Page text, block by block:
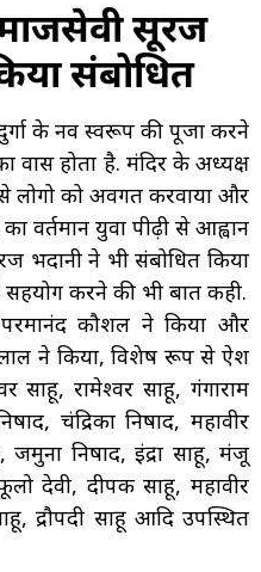
सूरज
संबोधित
दुर्गा के नव स्वरूप की पूजा करने
वास होता है. मंदिर के अध्यक्ष
लोगो को अवगत करवाया और
वर्तमान युवा पीढ़ी से आह्वान
भदानी ने भी संबोधित किया
करने की भी बात कही.
कौशल ने किया और
लाल ने किया, विशेष रूप से ऐश
साहू, रामेश्वर साहू, गंगाराम
चंद्रिका निषाद, महावीर
जमुना निषाद, इंद्रा साहू, मंजू
देवी, दीपक साहू, महावीर
द्रौपदी साहू आदि उपस्थित